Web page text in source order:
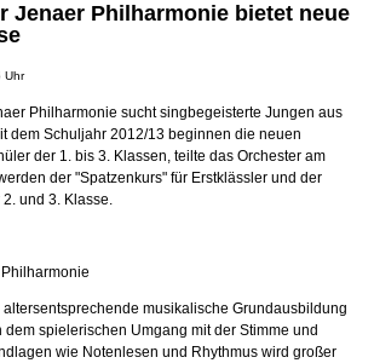
Jenaer Philharmonie bietet neue
Uhr
Philharmonie sucht singbegeisterte Jungen aus
dem Schuljahr 2012/13 beginnen die neuen
der 1. bis 3. Klassen, teilte das Orchester am
der "Spatzenkurs" für Erstklässler und der
und 3. Klasse.
musikalische Grundausbildung
spielerischen Umgang mit der Stimme und
wie Notenlesen und Rhythmus wird großer